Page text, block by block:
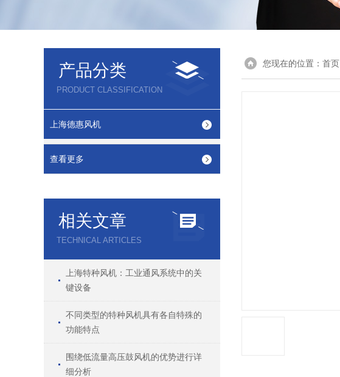
产品分类
PRODUCT CLASSIFICATION
上海德惠风机
查看更多
相关文章
TECHNICAL ARTICLES
上海特种风机：工业通风系统中的关
键设备
不同类型的特种风机具有各自特殊的
功能特点
围绕低流量高压鼓风机的优势进行详
细分析
您现在的位置： 首页